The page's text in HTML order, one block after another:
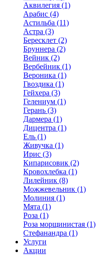
Аквилегия (1)
Арабис (4)
Астильба (11)
Астра (3)
Бересклет (2)
Бруннера (2)
Вейник (2)
Вербейник (1)
Вероника (1)
Гвоздика (1)
Гейхера (3)
Гелениум (1)
Герань (3)
Дармера (1)
Дицентра (1)
Ель (1)
Живучка (1)
Ирис (3)
Кипарисовик (2)
Кровохлебка (1)
Лилейник (8)
Можжевельник (1)
Молиния (1)
Мята (1)
Роза (1)
Роза морщинистая (1)
Стефанандра (1)
Услуги
Акции